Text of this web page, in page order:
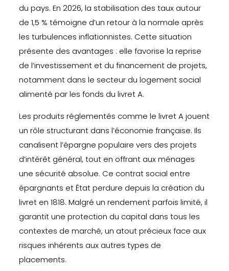
du pays. En 2026, la stabilisation des taux autour
de 1,5 % témoigne d’un retour à la normale après
les turbulences inflationnistes. Cette situation
présente des avantages : elle favorise la reprise
de l’investissement et du financement de projets,
notamment dans le secteur du logement social
alimenté par les fonds du livret A.
Les produits réglementés comme le livret A jouent
un rôle structurant dans l’économie française. Ils
canalisent l’épargne populaire vers des projets
d’intérêt général, tout en offrant aux ménages
une sécurité absolue. Ce contrat social entre
épargnants et État perdure depuis la création du
livret en 1818. Malgré un rendement parfois limité, il
garantit une protection du capital dans tous les
contextes de marché, un atout précieux face aux
risques inhérents aux autres types de
placements.